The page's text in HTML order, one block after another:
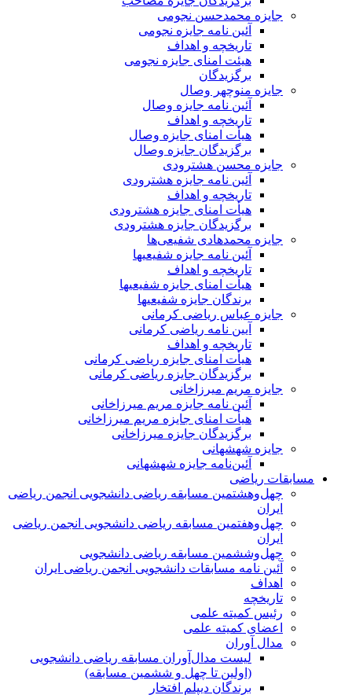
جایزه محمدحسن نجومی
آئین نامه جایزه نجومی
تاریخچه و اهداف
هیئت امنای جایزه نجومی
برگزیدگان
جایزه منوچهر وصال
آئین نامه جایزه وصال
تاریخچه و اهداف
هیأت امنای جایزه وصال
برگزیدگان جایزه وصال
جایزه محسن هشترودی
آئین نامه جایزه هشترودی
تاریخچه و اهداف
هیأت امنای جایزه هشترودی
برگزیدگان جایزه هشترودی
جایزه محمدهادی شفیعی‌ها
آئین نامه جایزه شفیعیها
تاریخچه و اهداف
هیأت امنای جایزه شفیعیها
برندگان جایزه شفیعیها
جایزه عباس ریاضی کرمانی
آیین نامه ریاضی کرمانی
تاریخچه و اهداف
هیأت امنای جایزه ریاضی کرمانی
برگزیدگان جایزه ریاضی کرمانی
جایزه مریم میرزاخانی
آئین نامه جایزه مریم میرزاخانی
هیأت امنای جایزه مریم میرزاخانی
برگزیدگان جایزه میرزاخانی
جایزه شهشهانی
آئین‌نامه جایزه شهشهانی
مسابقات ریاضی
چهل‌و‌هشتمین مسابقه ریاضی دانشجویی انجمن ریاضی
ایران
چهل‌و‌هفتمین مسابقه ریاضی دانشجویی انجمن ریاضی
ایران
چهل‌و‌ششمین مسابقه ریاضی دانشجویی
آئین نامه مسابقات دانشجویی انجمن ریاضی ایران
اهداف
تاریخچه
رئیس کمیته علمی
اعضای کمیته علمی
مدال آوران
لیست مدال‌آوران مسابقه ریاضی دانشجویی
(اولین تا چهل‌ و ششمین مسابقه)
برندگان دیپلم افتخار